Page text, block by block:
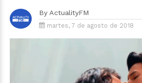
By ActualityFM
martes, 7 de agosto de 2018